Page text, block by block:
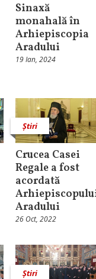
Sinaxă
monahală în
Arhiepiscopia
Aradului
19 Ian, 2024
Știri
Crucea Casei
Regale a fost
acordată
Aradului
26 Oct, 2022
Știri